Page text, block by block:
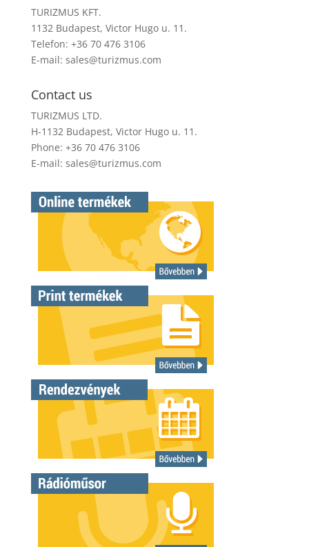
TURIZMUS KFT.
1132 Budapest, Victor Hugo u. 11.
Telefon: +36 70 476 3106
E-mail: sales@turizmus.com
Contact us
TURIZMUS LTD.
H-1132 Budapest, Victor Hugo u. 11.
Phone: +36 70 476 3106
E-mail: sales@turizmus.com